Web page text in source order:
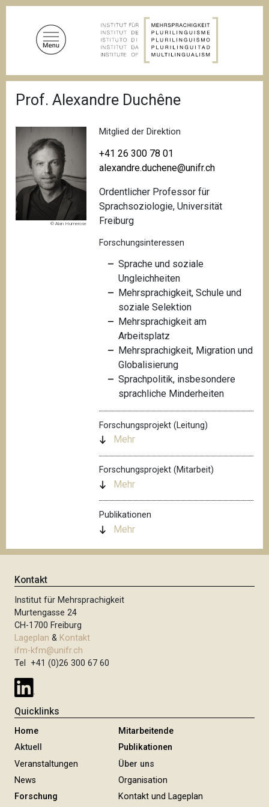
D
f
a
n
v
i
g
a
t
i
Prof. Alexandre Duchêne
© Alan Humerose
Mitglied der Direktion
+41 26 300 78 01
alexandre.duchene@unifr.ch
Ordentlicher Professor für
Sprachsoziologie, Universität
Freiburg
Forschungsinteressen
Sprache und soziale
Ungleichheiten
Mehrsprachigkeit, Schule und
soziale Selektion
Mehrsprachigkeit am
Arbeitsplatz
Mehrsprachigkeit, Migration und
Globalisierung
Sprachpolitik, insbesondere
sprachliche Minderheiten
Forschungsprojekt (Leitung)
Mehr
Forschungsprojekt (Mitarbeit)
Mehr
Publikationen
Mehr
Kontakt
Institut für Mehrsprachigkeit
Murtengasse 24
CH-1700 Freiburg
Lageplan & Kontakt
ifm-kfm@unifr.ch
Tel +41 (0)26 300 67 60
Quicklinks
Home
Aktuell
Veranstaltungen
News
Forschung
Mitarbeitende
Publikationen
Über uns
Organisation
Kontakt und Lageplan